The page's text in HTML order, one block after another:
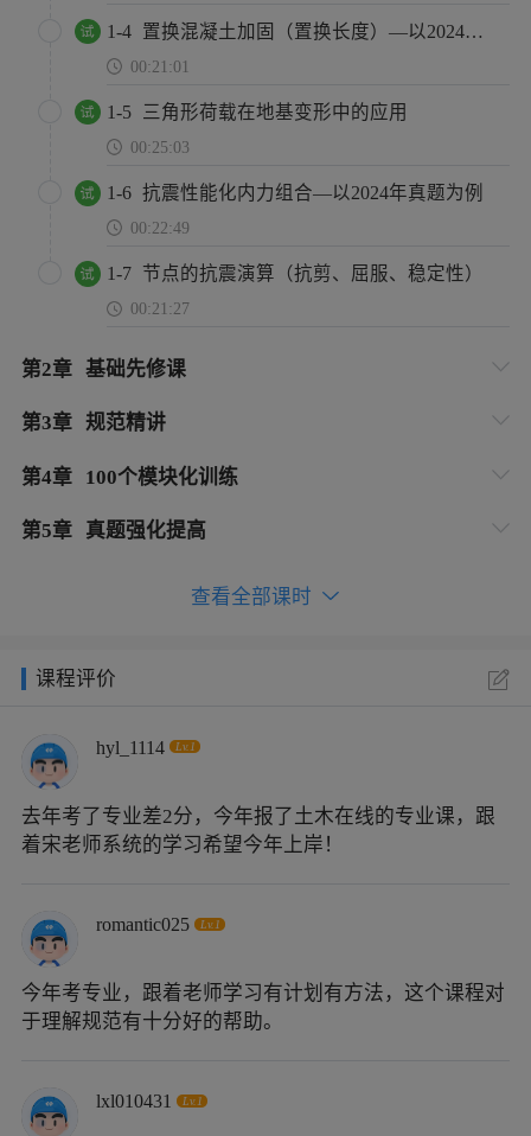
1-4 置换混凝土加固（置换长度）—以2024年真题为例
00:21:01
1-5 三角形荷载在地基变形中的应用
00:25:03
1-6 抗震性能化内力组合—以2024年真题为例
00:22:49
1-7 节点的抗震演算（抗剪、屈服、稳定性）
00:21:27
第2章 基础先修课
第3章 规范精讲
第4章 100个模块化训练
第5章 真题强化提高
查看全部课时
课程评价
hyl_1114 Lv.1
去年考了专业差2分，今年报了土木在线的专业课，跟
着宋老师系统的学习希望今年上岸！
romantic025 Lv.1
今年考专业，跟着老师学习有计划有方法，这个课程对
于理解规范有十分好的帮助。
lxl010431 Lv.1